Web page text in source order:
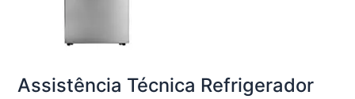
Assistência Técnica Refrigerador